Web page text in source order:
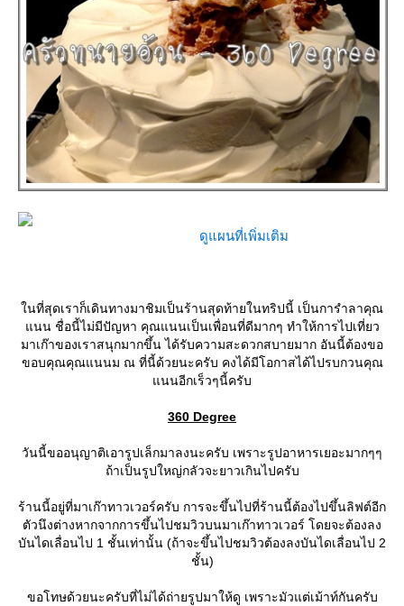
ดูแผนที่เพิ่มเติม
นที่สุดเราก็เดินทางมาชิมเป็นร้านสุดท้ายในทริปนี้ เป็นการำลาคุณ
นน ชื่อนี้ไม่มีปัญหา คุณแนนเป็นเพื่อนที่ดีมากๆ ทำให้การไปเที่ยว
มาเก๊าของเราสนุกมากขึ้น ได้รับความสะดวกสบายมาก อันนี้ต้องขอ
ขอบคุณคุณแนนม ณ ที่นี้ด้วยนะครับ คงได้มีโอกาสได้ไปรบกวนคุณ
นนอีกเร็วๆนี้ครับ
360 Degree
วันนี้ขออนุญาติเอารูปเล็กมาลงนะครับ เพราะรูปอาหารเยอะมากๆๆ
ถ้าเป็นรูปใหญ่กลัวจะยาวเกินไปครับ
ร้านนี้อยู่ที่มาเก๊าทาวเวอร์ครับ การจะขึ้นไปที่ร้านนี้ต้องไปขึ้นลิฟต์อีก
ตัวนึงต่างหากจากการขึ้นไปชมวิวบนมาเก๊าทาวเวอร์ โดยจะต้องลง
บันไดเลื่อนไป 1 ชั้นเท่านั้น (ถ้าจะขึ้นไปชมวิวต้องลงบันไดเลื่อนไป 2
ชั้น)
ขอโทษด้วยนะครับที่ไม่ได้ถ่ายรูปมาให้ดู เพราะมัวแต่เม้าท์กันครับ